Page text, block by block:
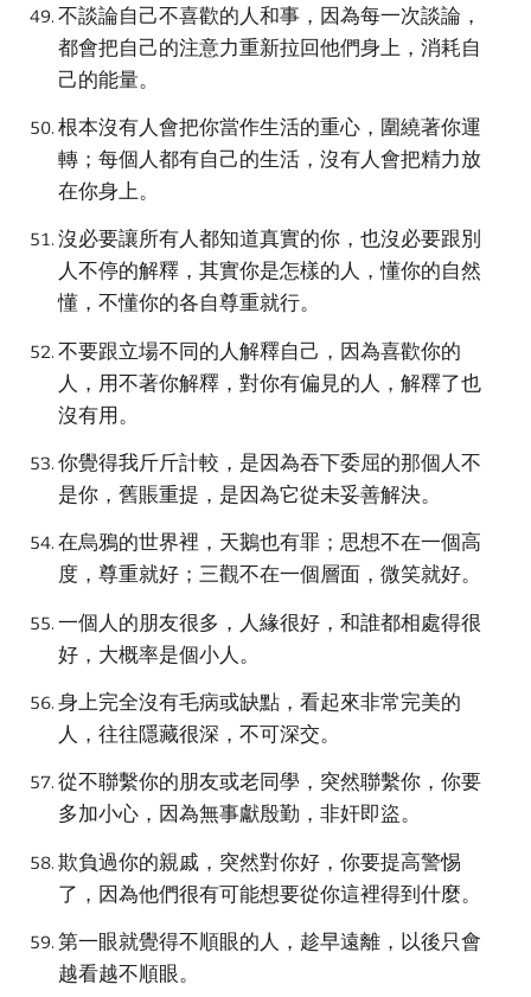
不談論自己不喜歡的人和事，因為每一次談論，
都會把自己的注意力重新拉回他們身上，消耗自
己的能量。
根本沒有人會把你當作生活的重心，圍繞著你運
轉；每個人都有自己的生活，沒有人會把精力放
在你身上。
沒必要讓所有人都知道真實的你，也沒必要跟別
人不停的解釋，其實你是怎樣的人，懂你的自然
懂，不懂你的各自尊重就行。
不要跟立場不同的人解釋自己，因為喜歡你的
人，用不著你解釋，對你有偏見的人，解釋了也
沒有用。
你覺得我斤斤計較，是因為吞下委屈的那個人不
是你，舊賬重提，是因為它從未妥善解決。
在烏鴉的世界裡，天鵝也有罪；思想不在一個高
度，尊重就好；三觀不在一個層面，微笑就好。
一個人的朋友很多，人緣很好，和誰都相處得很
好，大概率是個小人。
身上完全沒有毛病或缺點，看起來非常完美的
人，往往隱藏很深，不可深交。
從不聯繫你的朋友或老同學，突然聯繫你，你要
多加小心，因為無事獻殷勤，非奸即盜。
欺負過你的親戚，突然對你好，你要提高警惕
了，因為他們很有可能想要從你這裡得到什麼。
第一眼就覺得不順眼的人，趁早遠離，以後只會
越看越不順眼。